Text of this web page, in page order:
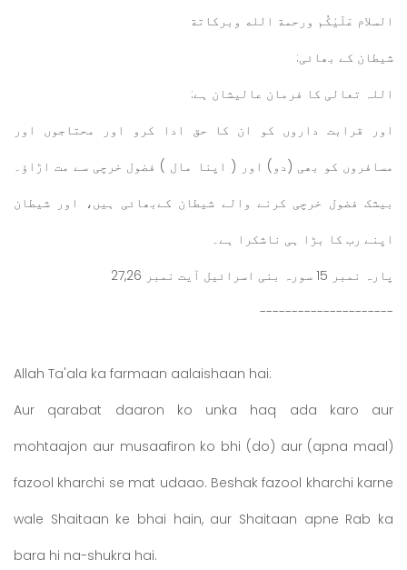
السلام عَلَيْكُم ورحمة الله وبركاتة
شیطان کے بھائی:
اللہ تعالی کا فرمان عالیشان ہے:
اور قرابت داروں کو ان کا حق ادا کرو اور محتاجوں اور
مسافروں کو بھی (دو) اور ( اپنا مال ) فضول خرچی سے مت اڑاؤ۔
بیشک فضول خرچی کرنے والے شیطان کےبھائی ہیں، اور شیطان
اپنے رب کا بڑا ہی ناشکرا ہے۔
پارہ نمبر 15 سورہ بنی اسرائیل آیت نمبر 27,26
---------------------
Allah Ta'ala ka farmaan aalaishaan hai:
Aur qarabat daaron ko unka haq ada karo aur
mohtaajon aur musaafiron ko bhi (do) aur (apna maal)
fazool kharchi se mat udaao. Beshak fazool kharchi karne
wale Shaitaan ke bhai hain, aur Shaitaan apne Rab ka
bara hi na-shukra hai.